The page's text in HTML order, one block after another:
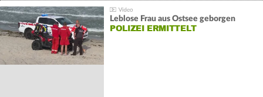
Leblose Frau aus Ostsee geborgen
POLIZEI ERMITTELT